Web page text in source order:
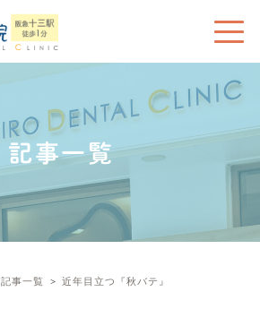
記事一覧
記事一覧 近年目立つ『秋バテ』